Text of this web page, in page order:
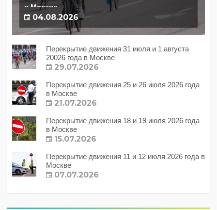
в Москве
04.08.2026
Перекрытие движения 31 июля и 1 августа
20026 года в Москве
29.07.2026
Перекрытие движения 25 и 26 июля 2026 года
в Москве
21.07.2026
Перекрытие движения 18 и 19 июля 2026 года
в Москве
15.07.2026
Перекрытие движения 11 и 12 июля 2026 года в
Москве
07.07.2026